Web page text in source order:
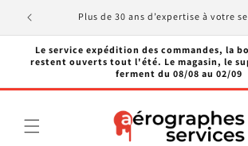
passer
contenu
Plus de 30 ans d’expertise à votre
Le service expédition des commandes, la
restent ouverts tout l'été. Le magasin, le
ferment du 08/08 au 02/09